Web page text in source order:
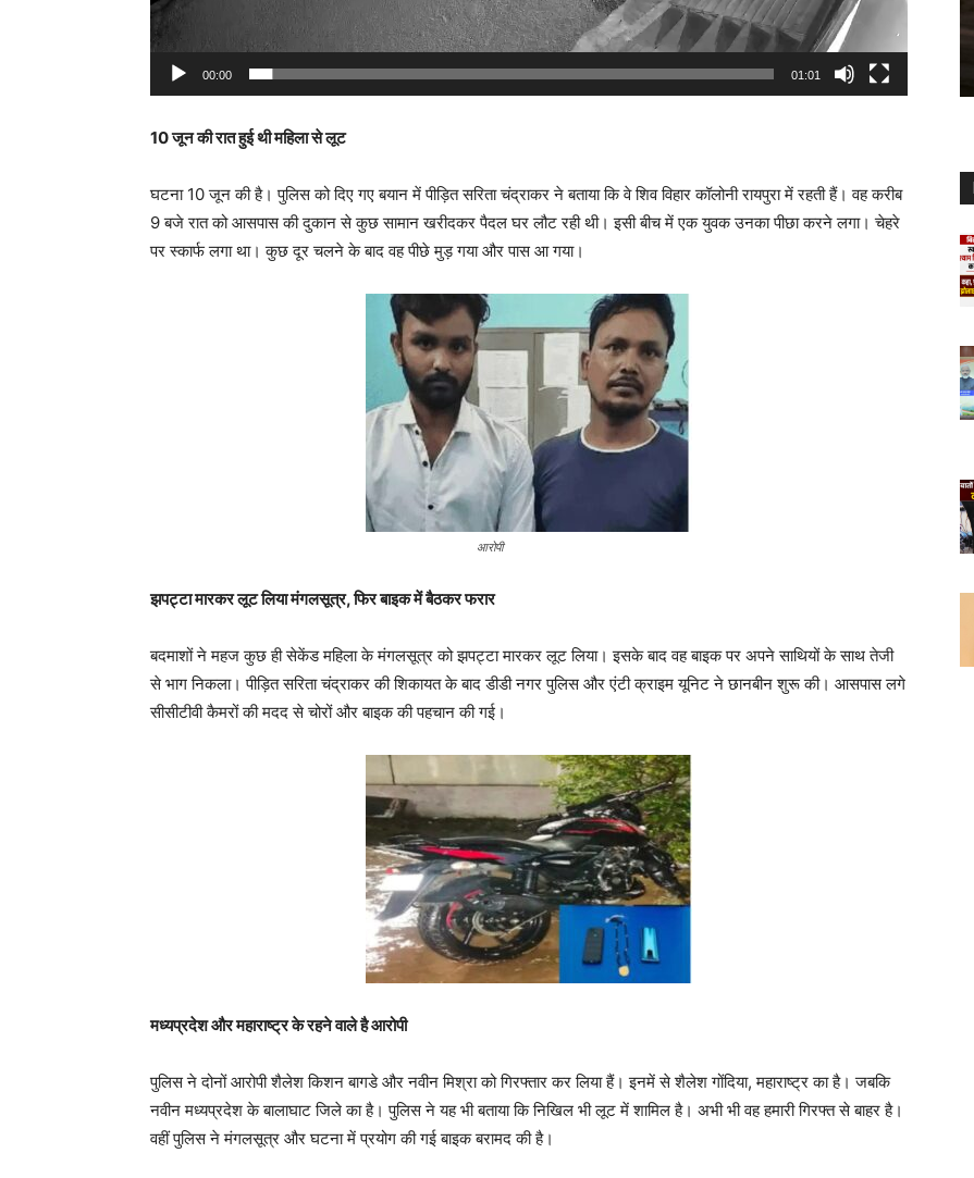
00:00 01:01
10 जून की रात हुई थी महिला से लूट
घटना 10 जून की है। पुलिस को दिए गए बयान में पीड़ित सरिता चंद्राकर ने बताया कि वे शिव विहार कॉलोनी रायपुरा में रहती हैं। वह करीब
9 बजे रात को आसपास की दुकान से कुछ सामान खरीदकर पैदल घर लौट रही थी। इसी बीच में एक युवक उनका पीछा करने लगा। चेहरे
पर स्कार्फ लगा था। कुछ दूर चलने के बाद वह पीछे मुड़ गया और पास आ गया।
आरोपी
झपट्टा मारकर लूट लिया मंगलसूत्र, फिर बाइक में बैठकर फरार
बदमाशों ने महज कुछ ही सेकेंड महिला के मंगलसूत्र को झपट्टा मारकर लूट लिया। इसके बाद वह बाइक पर अपने साथियों के साथ तेजी
से भाग निकला। पीड़ित सरिता चंद्राकर की शिकायत के बाद डीडी नगर पुलिस और एंटी क्राइम यूनिट ने छानबीन शुरू की। आसपास लगे
सीसीटीवी कैमरों की मदद से चोरों और बाइक की पहचान की गई।
मध्यप्रदेश और महाराष्ट्र के रहने वाले है आरोपी
पुलिस ने दोनों आरोपी शैलेश किशन बागडे और नवीन मिश्रा को गिरफ्तार कर लिया हैं। इनमें से शैलेश गोंदिया, महाराष्ट्र का है। जबकि
नवीन मध्यप्रदेश के बालाघाट जिले का है। पुलिस ने यह भी बताया कि निखिल भी लूट में शामिल है। अभी भी वह हमारी गिरफ्त से बाहर है।
वहीं पुलिस ने मंगलसूत्र और घटना में प्रयोग की गई बाइक बरामद की है।